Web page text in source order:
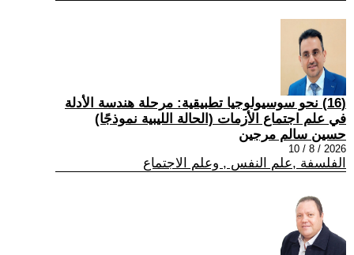
(16) نحو سوسيولوجيا تطبيقية: مرحلة هندسة الأدلة
في علم اجتماع الأزمات (الحالة الليبية نموذجًا)
حسين سالم مرجين
2026 / 8 / 10
الفلسفة ,علم النفس , وعلم الاجتماع